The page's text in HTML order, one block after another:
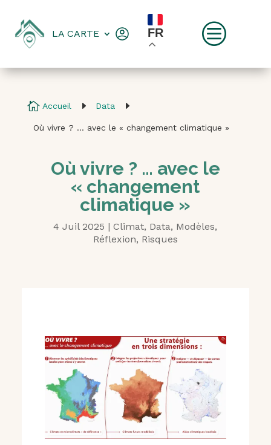
LA CARTE FR c
 Accueil E Data E
Où vivre ? … avec le « changement climatique »
Où vivre ? … avec le
« changement
climatique »
4 Juil 2025 |Climat, Data, Modèles,
Réflexion, Risques